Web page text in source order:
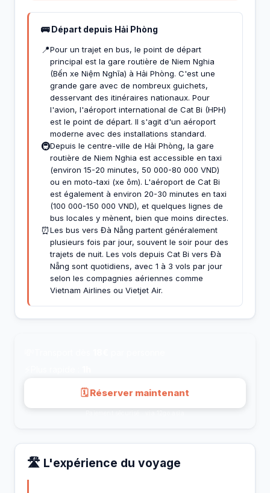
🚌 Départ depuis Hải Phòng
📍Pour un trajet en bus, le point de départ
principal est la gare routière de Niem Nghia
(Bến xe Niệm Nghĩa) à Hải Phòng. C'est une
grande gare avec de nombreux guichets,
desservant des itinéraires nationaux. Pour
l'avion, l'aéroport international de Cat Bi (HPH)
est le point de départ. Il s'agit d'un aéroport
moderne avec des installations standard.
🚇Depuis le centre-ville de Hải Phòng, la gare
routière de Niem Nghia est accessible en taxi
(environ 15-20 minutes, 50 000-80 000 VND)
ou en moto-taxi (xe ôm). L'aéroport de Cat Bi
est également à environ 20-30 minutes en taxi
(100 000-150 000 VND), et quelques lignes de
bus locales y mènent, bien que moins directes.
⏰Les bus vers Đà Nẵng partent généralement
plusieurs fois par jour, souvent le soir pour des
trajets de nuit. Les vols depuis Cat Bi vers Đà
Nẵng sont quotidiens, avec 1 à 3 vols par jour
selon les compagnies aériennes comme
Vietnam Airlines ou Vietjet Air.
🗓 Réserver maintenant
🛣️ L'expérience du voyage